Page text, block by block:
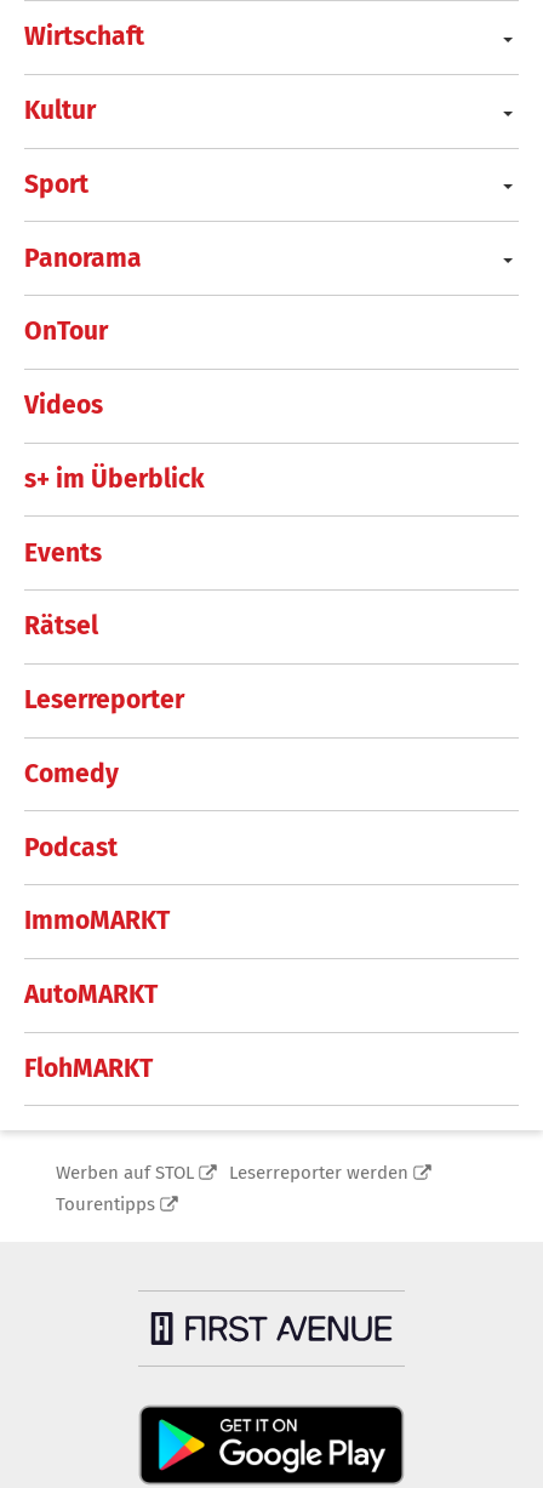
Wirtschaft
Kultur
Sport
Panorama
OnTour
Videos
s+ im Überblick
Events
Rätsel
Leserreporter
Comedy
Podcast
ImmoMARKT
AutoMARKT
FlohMARKT
Werben auf STOL
Leserreporter werden
Tourentipps